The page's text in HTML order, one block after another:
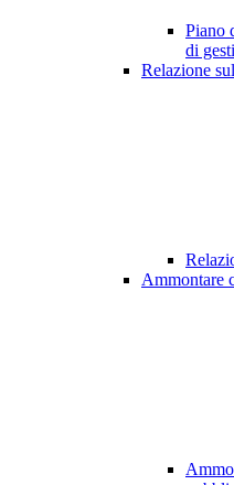
Piano
di
Relazione
Ammontare